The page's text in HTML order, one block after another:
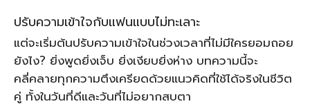
ปรับความเข้าใจกับแฟนแบบไม่ทะเลาะ
แต่จะเริ่มต้นปรับความเข้าใจในช่วงเวลาที่ไม่มีใครยอมถอย
ยังไง? ยิ่งพูดยิ่งเจ็บ ยิ่งเงียบยิ่งห่าง บทความนี้จะ
คลี่คลายทุกความตึงเครียดด้วยแนวคิดที่ใช้ได้จริงในชีวิต
คู่ ทั้งในวันที่ดีและวันที่ไม่อยากสบตา